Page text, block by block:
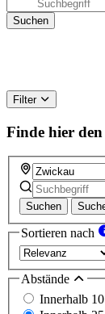
Filter
Finde hier
Suchen
Sortieren nach
Abstände
Innerhalb